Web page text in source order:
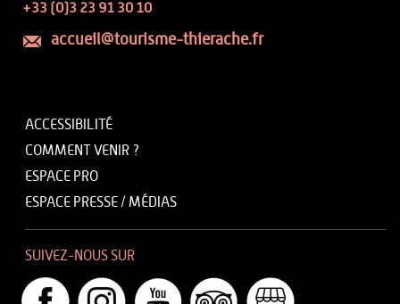
+33 (0)3 23 91 30 10
accueil@tourisme-thierache.fr
ACCESSIBILITÉ
COMMENT VENIR ?
ESPACE PRO
ESPACE PRESSE / MÉDIAS
SUIVEZ-NOUS SUR